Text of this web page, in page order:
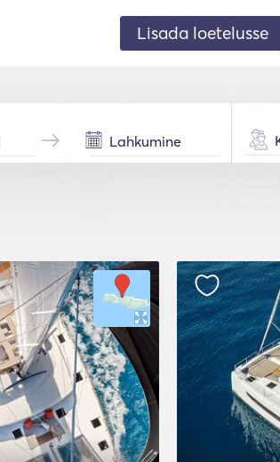
Lisada loetelusse